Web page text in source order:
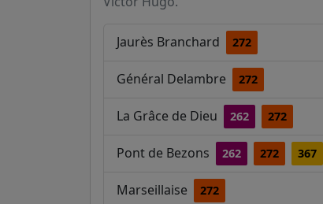
Jaurès Branchard 272
Général Delambre 272
La Grâce de Dieu 262 272
Pont de Bezons 262 272 367
Marseillaise 272